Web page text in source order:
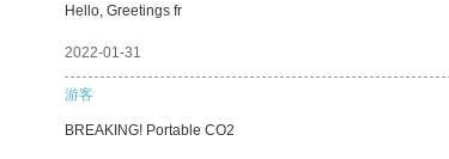
Hello, Greetings fr
2022-01-31
游客
BREAKING! Portable CO2